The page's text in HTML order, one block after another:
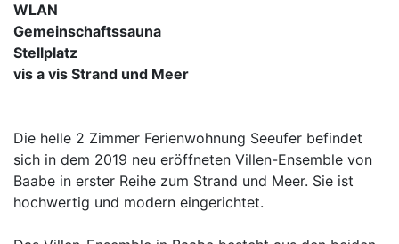
WLAN
Gemeinschaftssauna
Stellplatz
vis a vis Strand und Meer
Die helle 2 Zimmer Ferienwohnung Seeufer befindet
sich in dem 2019 neu eröffneten Villen-Ensemble von
Baabe in erster Reihe zum Strand und Meer. Sie ist
hochwertig und modern eingerichtet.